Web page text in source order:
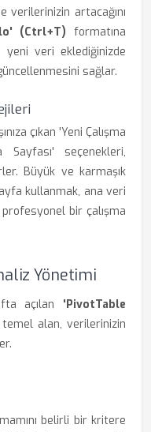
verilerinizin artacağını
(Ctrl+T) formatına
veri eklediğinizde
sağlar.
çıkan 'Yeni Çalışma
Sayfası' seçenekleri,
Büyük ve karmaşık
kullanmak, ana veri
profesyonel bir çalışma
Yönetimi
açılan 'PivotTable
alan, verilerinizin
belirli bir kritere